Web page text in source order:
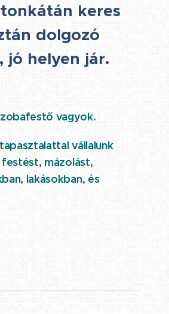
keres
dolgozó
jó helyen jár.
vagyok.
vállalunk
mázolást,
lakásokban, és